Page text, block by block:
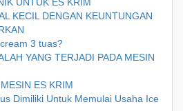
KECIL DENGAN KEUNTUNGAN
3 tuas?
YANG TERJADI PADA MESIN
ES KRIM
Dimiliki Untuk Memulai Usaha Ice